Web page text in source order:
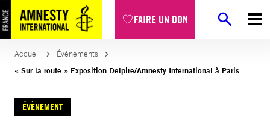
FAIRE UN DON
Accueil
Évènements
« Sur la route » Exposition Delpire/Amnesty International à Paris
ÉVÈNEMENT